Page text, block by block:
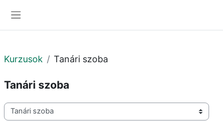
Kurzusok Tanári szoba
Tanári szoba
Kurzuskategóriák